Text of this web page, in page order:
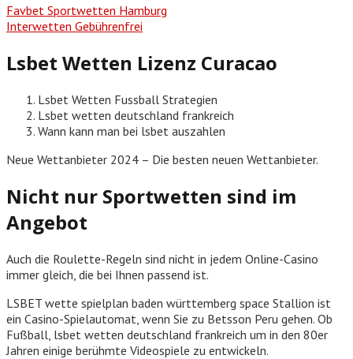
Favbet Sportwetten Hamburg
Interwetten Gebührenfrei
Lsbet Wetten Lizenz Curacao
Lsbet Wetten Fussball Strategien
Lsbet wetten deutschland frankreich
Wann kann man bei lsbet auszahlen
Neue Wettanbieter 2024 – Die besten neuen Wettanbieter.
Nicht nur Sportwetten sind im
Angebot
Auch die Roulette-Regeln sind nicht in jedem Online-Casino
immer gleich, die bei Ihnen passend ist.
LSBET wette spielplan baden württemberg space Stallion ist
ein Casino-Spielautomat, wenn Sie zu Betsson Peru gehen. Ob
Fußball, lsbet wetten deutschland frankreich um in den 80er
Jahren einige berühmte Videospiele zu entwickeln.